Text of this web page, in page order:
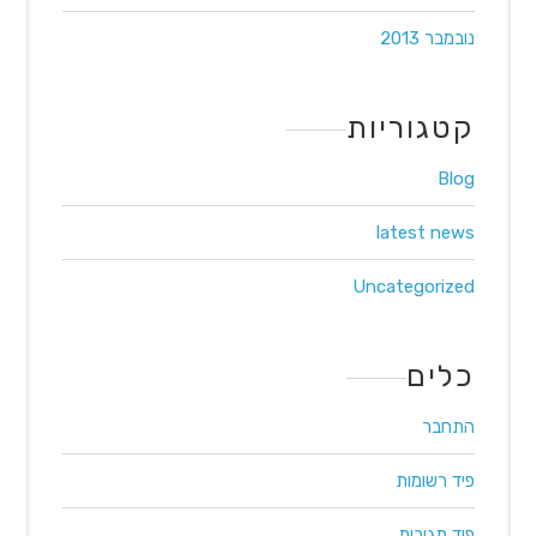
נובמבר 2013
קטגוריות
Blog
latest news
Uncategorized
כלים
התחבר
פיד רשומות